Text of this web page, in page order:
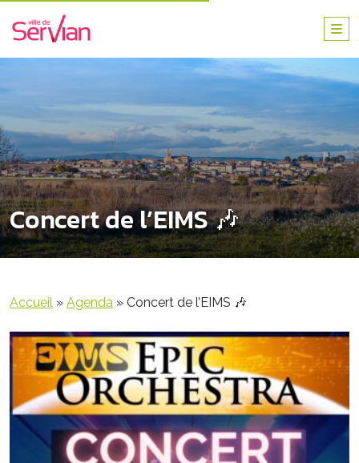
Concert de l’EIMS 🎶
Accueil » Agenda » Concert de l’EIMS 🎶